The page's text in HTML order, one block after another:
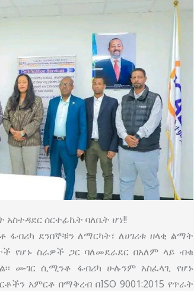
አስተዳደር ሰርተፊኬት ባለቤት ሆነ!!
ደንበኞቹን ለማርካት፣ ለሀገሪቱ ዘላቂ ልማት
የሆኑ ስራዎች ጋር ባለመደራደር በአለም ላይ ብቁ
ሙገር ሲሚንቶ ፋብሪካ ሁሉንም አስፈላጊ የሆኑ
አምርቶ በማቅረብ በISO 9001:2015 የጥራት